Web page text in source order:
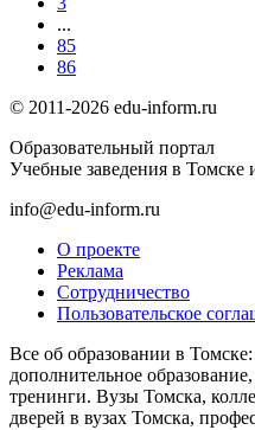
...
85
86
© 2011-2026 edu-inform.ru
Образовательный портал
Учебные заведения в Томске
info@edu-inform.ru
О проекте
Реклама
Сотрудничество
Пользовательское
Все об образовании в
дополнительное
тренинги. Вузы Томска,
дверей в вузах Томска,